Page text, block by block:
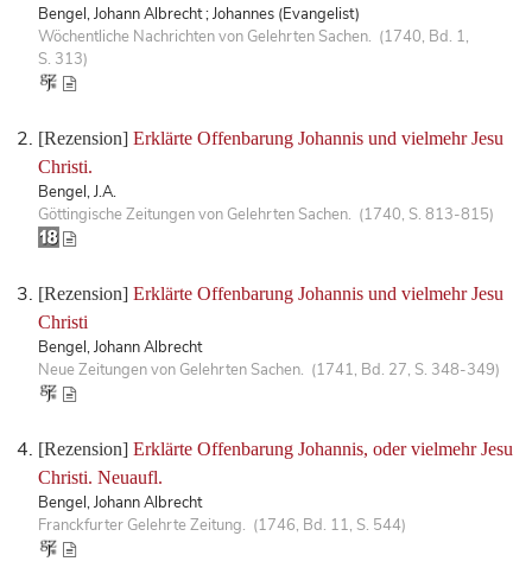
Bengel, Johann Albrecht ; Johannes (Evangelist)
Wöchentliche Nachrichten von Gelehrten Sachen. (1740, Bd. 1,
S. 313)
[Rezension] Erklärte Offenbarung Johannis und vielmehr Jesu
Christi.
Bengel, J.A.
Göttingische Zeitungen von Gelehrten Sachen. (1740, S. 813-815)
[Rezension] Erklärte Offenbarung Johannis und vielmehr Jesu
Christi
Bengel, Johann Albrecht
Neue Zeitungen von Gelehrten Sachen. (1741, Bd. 27, S. 348-349)
[Rezension] Erklärte Offenbarung Johannis, oder vielmehr Jesu
Christi. Neuaufl.
Bengel, Johann Albrecht
Franckfurter Gelehrte Zeitung. (1746, Bd. 11, S. 544)